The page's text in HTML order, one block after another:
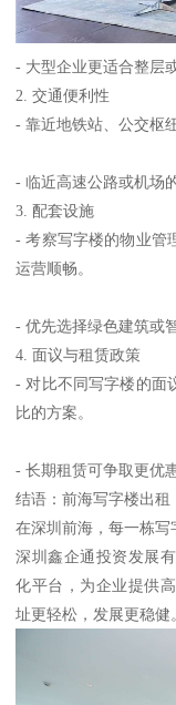
- 大型企业更适合整层
2. 交通便利性
- 靠近地铁站、公交枢
- 临近高速公路或机场
3. 配套设施
- 考察写字楼的物业管
运营顺畅。
- 优先选择绿色建筑或
4. 面议与租赁政策
- 对比不同写字楼的面
比的方案。
- 长期租赁可争取更优
结语：前海写字楼出租
在深圳前海，每一栋写
深圳鑫企通投资发展
化平台，为企业提供
址更轻松，发展更稳健